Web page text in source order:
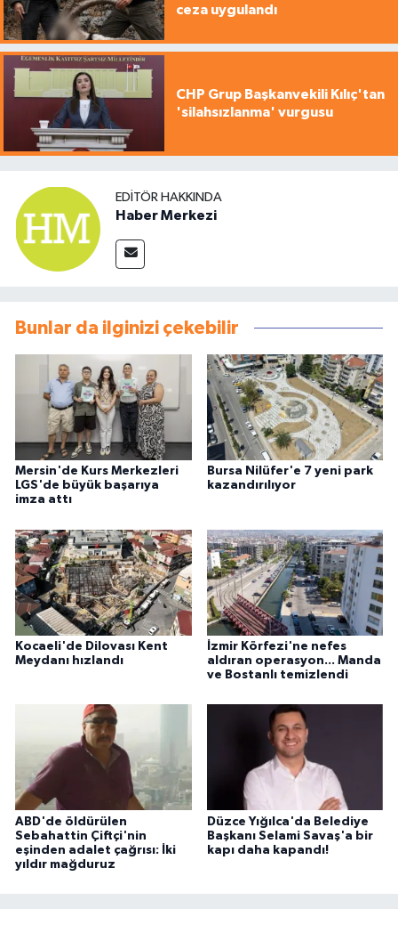
ceza uygulandı
CHP Grup Başkanvekili Kılıç'tan
'silahsızlanma' vurgusu
EDITÖR HAKKINDA
Haber Merkezi
Bunlar da ilginizi çekebilir
Mersin'de Kurs Merkezleri
LGS'de büyük başarıya
imza attı
Bursa Nilüfer'e 7 yeni park
kazandırılıyor
Kocaeli'de Dilovası Kent
Meydanı hızlandı
İzmir Körfezi'ne nefes
aldıran operasyon... Manda
ve Bostanlı temizlendi
ABD'de öldürülen
Sebahattin Çiftçi'nin
eşinden adalet çağrısı: İki
yıldır mağduruz
Düzce Yığılca'da Belediye
Başkanı Selami Savaş'a bir
kapı daha kapandı!